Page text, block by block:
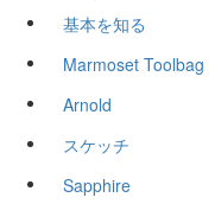
基本を知る
Marmoset Toolbag
Arnold
スケッチ
Sapphire